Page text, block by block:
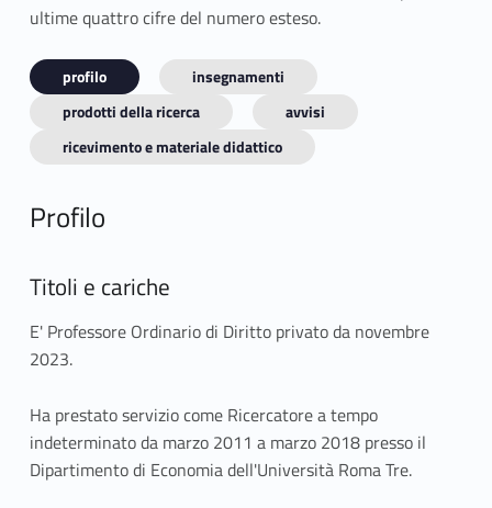
ultime quattro cifre del numero esteso.
profilo
insegnamenti
prodotti della ricerca
avvisi
ricevimento e materiale didattico
Profilo
Titoli e cariche
E' Professore Ordinario di Diritto privato da novembre
2023.
Ha prestato servizio come Ricercatore a tempo
indeterminato da marzo 2011 a marzo 2018 presso il
Dipartimento di Economia dell'Università Roma Tre.